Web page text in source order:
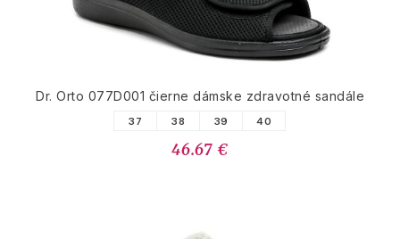
Dr. Orto 077D001 čierne dámske zdravotné sandále
37 38 39 40
46.67 €